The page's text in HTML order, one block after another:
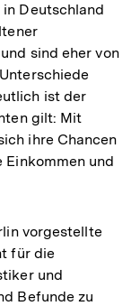
Deutschland
sind eher von
ist der
gilt: Mit
ihre Chancen
und
vorgestellte
für die
und
Befunde zu